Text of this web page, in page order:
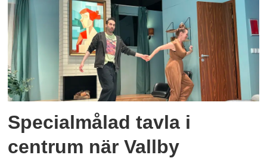
Specialmålad tavla i
centrum när Vallby